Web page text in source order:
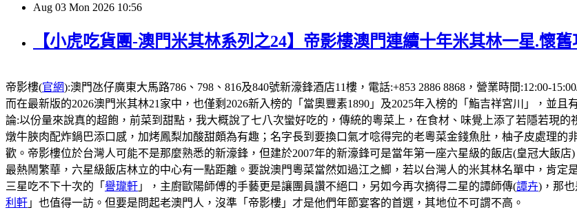
Aug 03 Mon 2026 10:56
【小虎吃貨團-澳門米其林系列之24】帝影樓澳門連續十年米其林一星.懷
帝影樓(官網):澳門氹仔廣東大馬路786、798、816及840號新濠鋒酒店11樓，電話:+853 2886 8868，營業時間:12:00-
而在最新版的2026澳門米其林21家中，也僅剩2026新入榜的「當奧豐素1890」及2025年入榜的「鮨吉祥宮川」，並
論:以份量來說真的超飽，前菜到甜點，我大概說了七八次蠻好吃的，傳統的粵菜上，在食材、味覺上添了若隱若現
燉牛脥肉配炸鍋巴添口感，加烤鳳梨加酸甜頗為有趣；名字長到要換口氣才唸得完的老粵菜金錢魚肚，柚子皮處理
歡。帝影樓位於台灣人可能不是那麼熟悉的新濠鋒，但建於2007年的新濠鋒可是當年第一座六星級的飯店(皇冠大飯
最熱鬧繁華，六星級飯店林立的中心有一點距離。要說澳門粵菜當然如過江之鯽，若以台灣人的米其林名單中，肯定
三星吃不下十次的「 譽瓏軒 」，主廚歐陽師傅的手藝更是讓團員讚不絕口，另如今再次摘得二星的譚師傳(譚卉)，那
利軒 」也值得一訪。但要是問起老澳門人，沒準「帝影樓」才是他們年節宴客的首選，其地位不可謂不高。